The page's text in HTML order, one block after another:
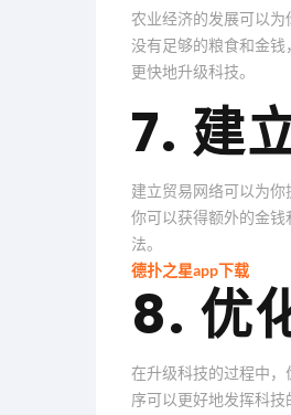
农业经济的发展可以为
没有足够的粮食和金
更快地升级科技。
7. 建
建立贸易网络可以为你
你可以获得额外的金
法。
德扑之星app下载
8. 优
在升级科技的过程中
序可以更好地发挥科技